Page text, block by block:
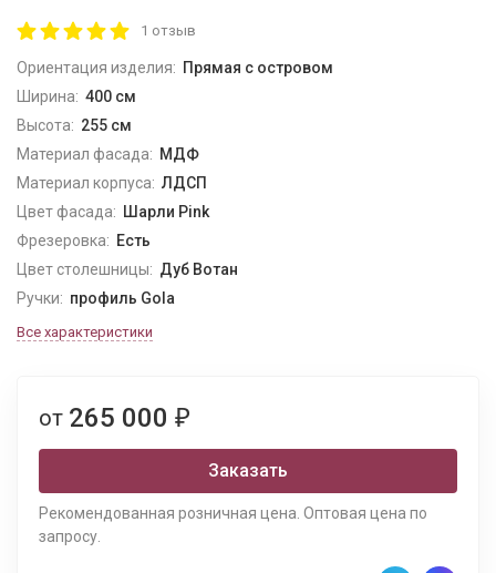
1 отзыв
Ориентация изделия: Прямая с островом
Ширина: 400 см
Высота: 255 см
Материал фасада: МДФ
Материал корпуса: ЛДСП
Цвет фасада: Шарли Pink
Фрезеровка: Есть
Цвет столешницы: Дуб Вотан
Ручки: профиль Gola
Все характеристики
от 265 000 ₽
Заказать
Рекомендованная розничная цена. Оптовая цена по
запросу.